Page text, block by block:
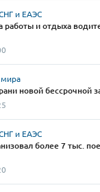
и ЕАЭС
и отдыха
новой бессрочной
и ЕАЭС
более 7 тыс.